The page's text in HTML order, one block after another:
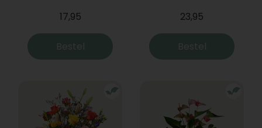
17,95
Bestel
23,95
Bestel